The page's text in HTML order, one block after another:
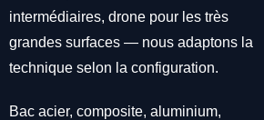
intermédiaires, drone pour les très
grandes surfaces — nous adaptons la
technique selon la configuration.
Bac acier, composite, aluminium,